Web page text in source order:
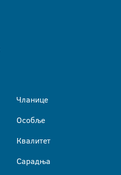
Чланице
Особље
Квалитет
Сарадња